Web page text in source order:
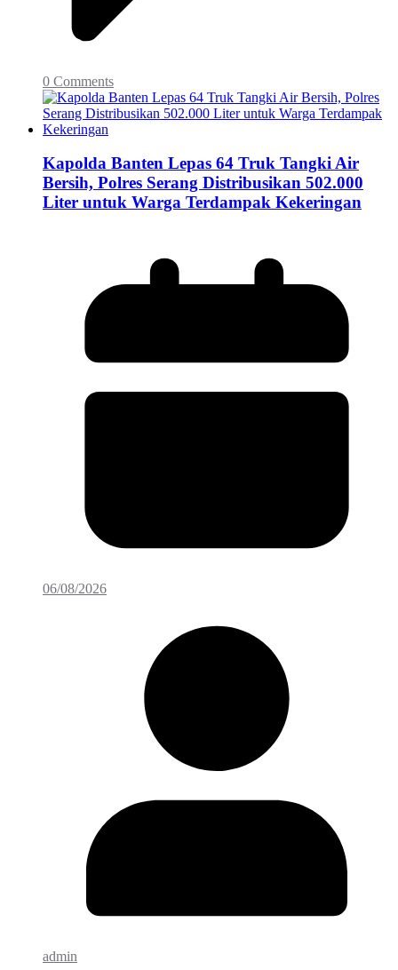
0 Comments
Kapolda Banten Lepas 64 Truk Tangki Air
Bersih, Polres Serang Distribusikan 502.000
Liter untuk Warga Terdampak Kekeringan
06/08/2026
admin